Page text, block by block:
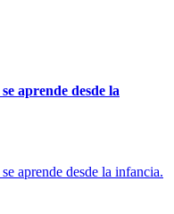
aprende desde la